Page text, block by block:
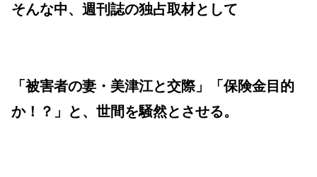
そんな中、週刊誌の独占取材として
「被害者の妻・美津江と交際」「保険金目的
か！？」
と、世間を騒然とさせる。